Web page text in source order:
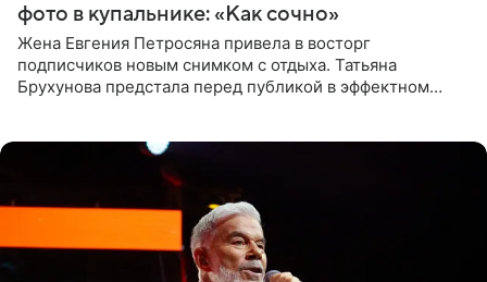
фото в купальнике: «Как сочно»
Жена Евгения Петросяна привела в восторг
подписчиков новым снимком с отдыха. Татьяна
Брухунова предстала перед публикой в эффектном